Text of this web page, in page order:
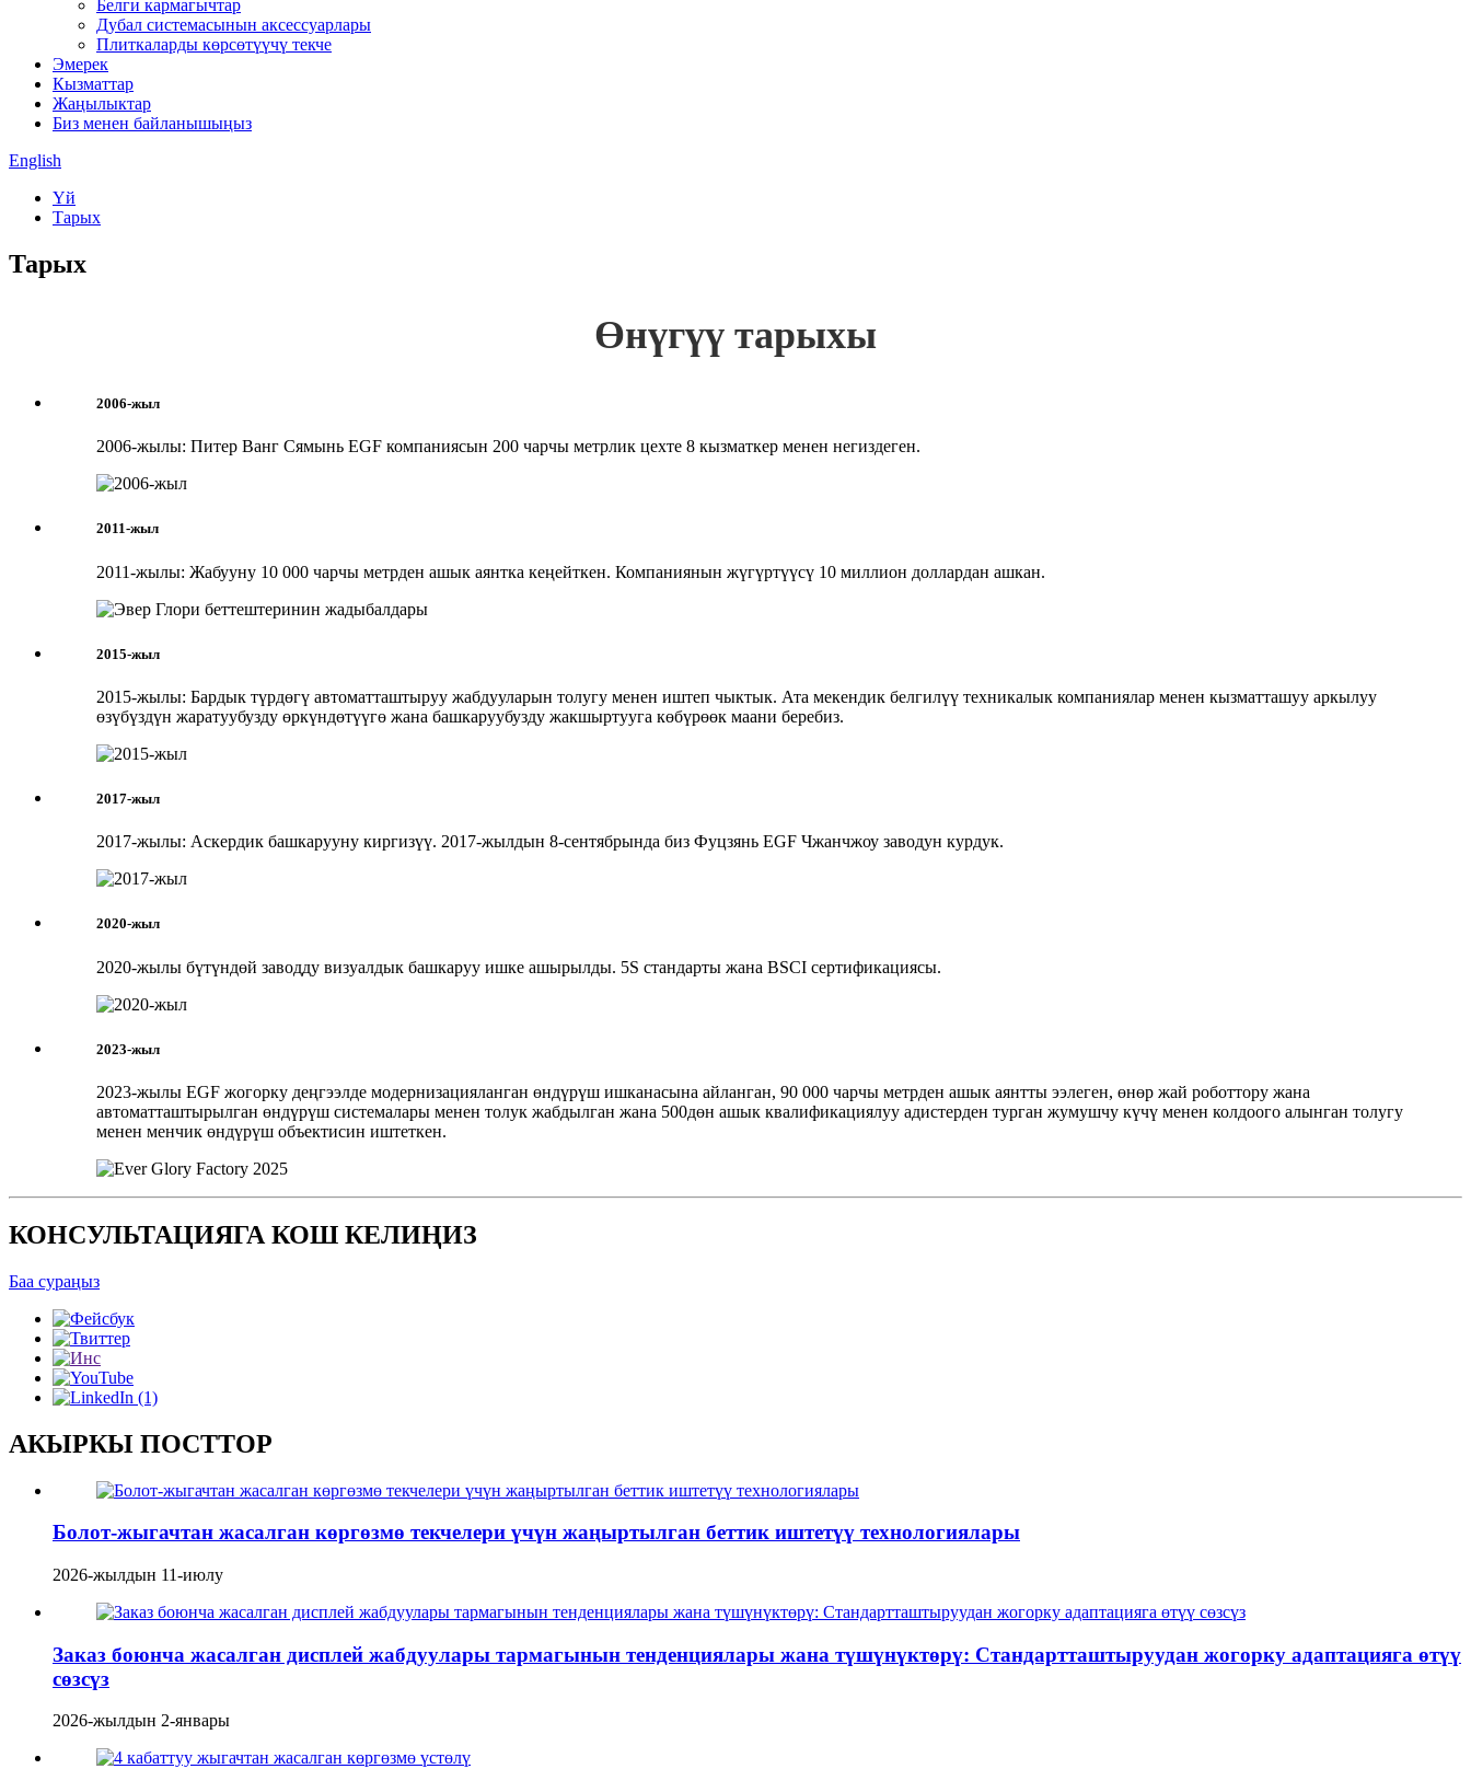
Белги кармагычтар
Дубал системасынын аксессуарлары
Плиткаларды көрсөтүүчү текче
Эмерек
Кызматтар
Жаңылыктар
Биз менен байланышыңыз
English
Үй
Тарых
Тарых
Өнүгүү тарыхы
2006-жыл
2006-жылы: Питер Ванг Сямынь EGF компаниясын 200 чарчы метрлик цехте 8 кызматкер менен негиздеген.
2011-жыл
2011-жылы: Жабууну 10 000 чарчы метрден ашык аянтка кеңейткен. Компаниянын жүгүртүүсү 10 миллион доллардан ашкан.
2015-жыл
2015-жылы: Бардык түрдөгү автоматташтыруу жабдууларын толугу менен иштеп чыктык. Ата мекендик белгилүү техникалык компаниялар менен кызматташуу аркылуу
өзүбүздүн жаратуубузду өркүндөтүүгө жана башкаруубузду жакшыртууга көбүрөөк маани беребиз.
2017-жыл
2017-жылы: Аскердик башкарууну киргизүү. 2017-жылдын 8-сентябрында биз Фуцзянь EGF Чжанчжоу заводун курдук.
2020-жыл
2020-жылы бүтүндөй заводду визуалдык башкаруу ишке ашырылды. 5S стандарты жана BSCI сертификациясы.
2023-жыл
2023-жылы EGF жогорку деңгээлде модернизацияланган өндүрүш ишканасына айланган, 90 000 чарчы метрден ашык аянтты ээлеген, өнөр жай роботтору жана
автоматташтырылган өндүрүш системалары менен толук жабдылган жана 500дөн ашык квалификациялуу адистерден турган жумушчу күчү менен колдоого алынган толугу
менен менчик өндүрүш объектисин иштеткен.
КОНСУЛЬТАЦИЯГА КОШ КЕЛИҢИЗ
Баа сураңыз
АКЫРКЫ ПОСТТОР
Болот-жыгачтан жасалган көргөзмө текчелери үчүн жаңыртылган беттик иштетүү технологиялары
2026-жылдын 11-июлу
Заказ боюнча жасалган дисплей жабдуулары тармагынын тенденциялары жана түшүнүктөрү: Стандартташтыруудан жогорку адаптацияга өтүү
сөзсүз
2026-жылдын 2-январы